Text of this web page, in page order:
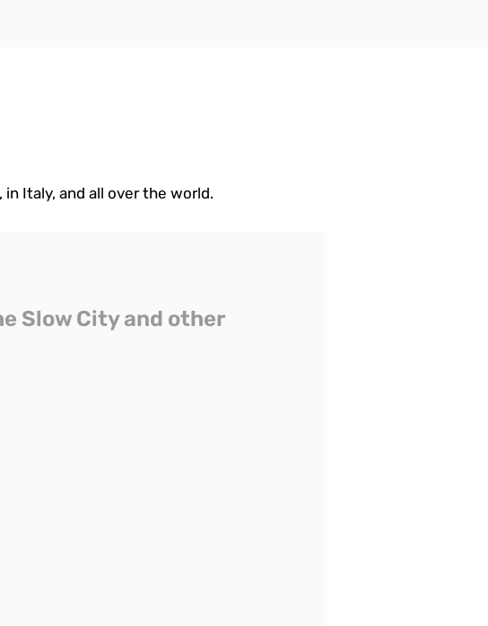
Italy, and all over the world.
Slow City and other